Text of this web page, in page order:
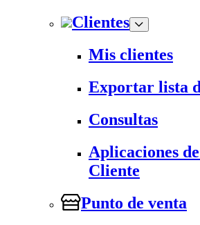
Clientes
Mis clientes
Exportar lista
Consultas
Aplicaciones
Cliente
Punto de venta